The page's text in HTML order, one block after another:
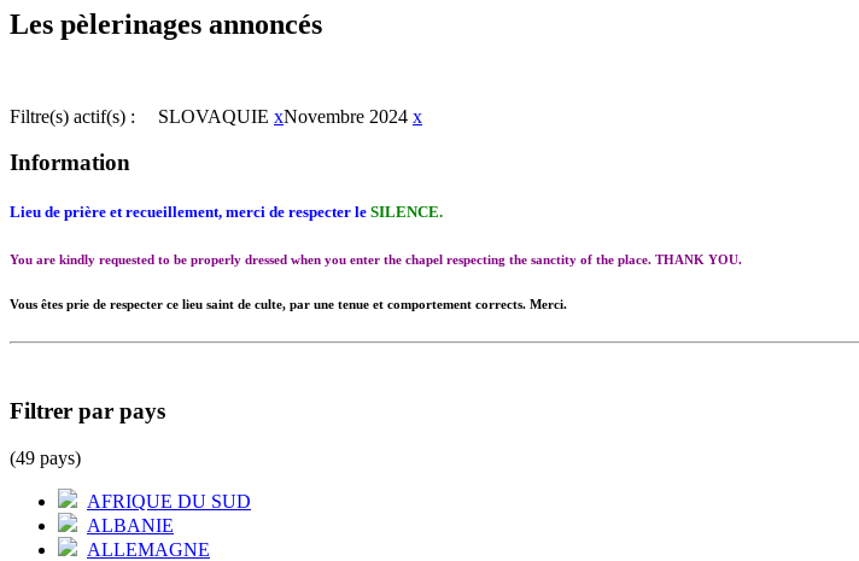
Les pèlerinages annoncés
Filtre(s) actif(s) : SLOVAQUIE xNovembre 2024 x
Information
Lieu de prière et recueillement, merci de respecter le SILENCE.
You are kindly requested to be properly dressed when you enter the chapel respecting the sanctity of the place. THANK YOU.
Vous êtes prie de respecter ce lieu saint de culte, par une tenue et comportement corrects. Merci.
Filtrer par pays
(49 pays)
AFRIQUE DU SUD
ALBANIE
ALLEMAGNE